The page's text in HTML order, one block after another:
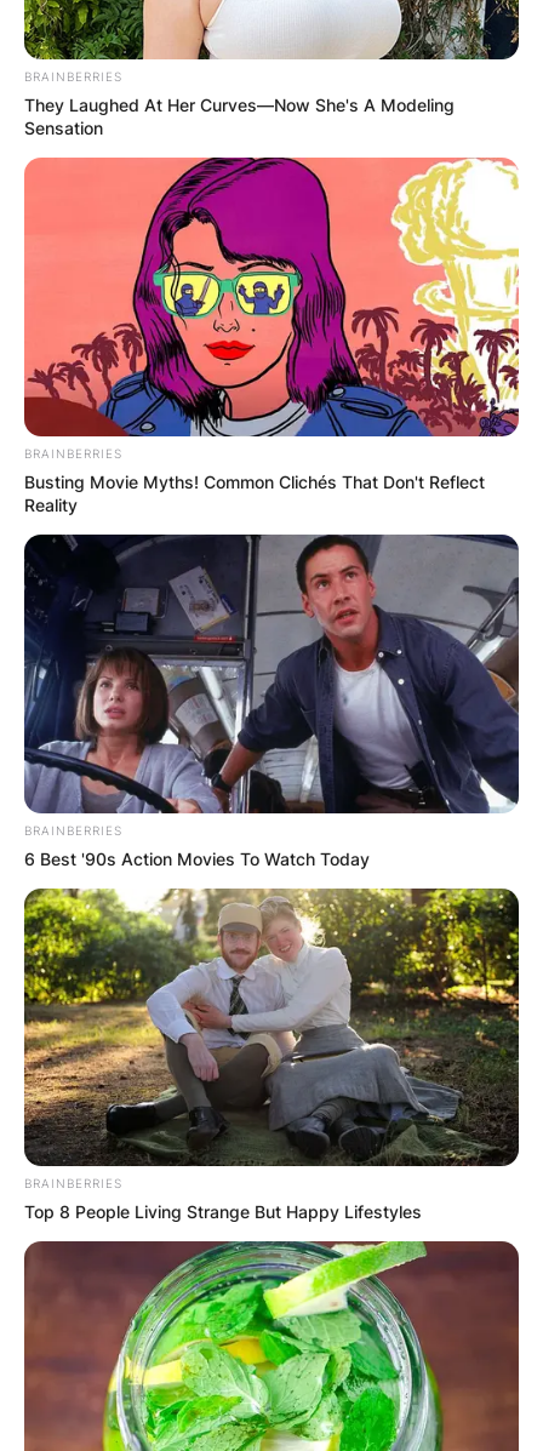
BRAINBERRIES
They Laughed At Her Curves—Now She's A Modeling
Sensation
BRAINBERRIES
Busting Movie Myths! Common Clichés That Don't Reflect
Reality
BRAINBERRIES
6 Best '90s Action Movies To Watch Today
BRAINBERRIES
Top 8 People Living Strange But Happy Lifestyles